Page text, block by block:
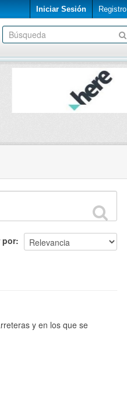
Iniciar Sesión Registro
por
y en los que se